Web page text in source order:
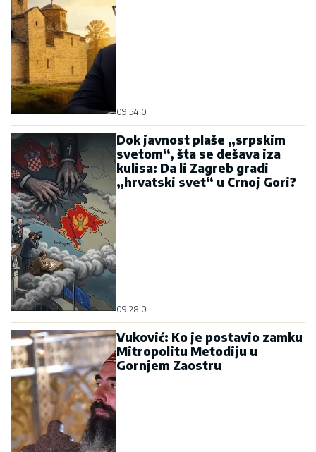
09:54 0
Dok javnost plaše „srpskim
svetom“, šta se dešava iza
kulisa: Da li Zagreb gradi
„hrvatski svet“ u Crnoj Gori?
09:28 0
Vuković: Ko je postavio zamku
Mitropolitu Metodiju u
Gornjem Zaostru